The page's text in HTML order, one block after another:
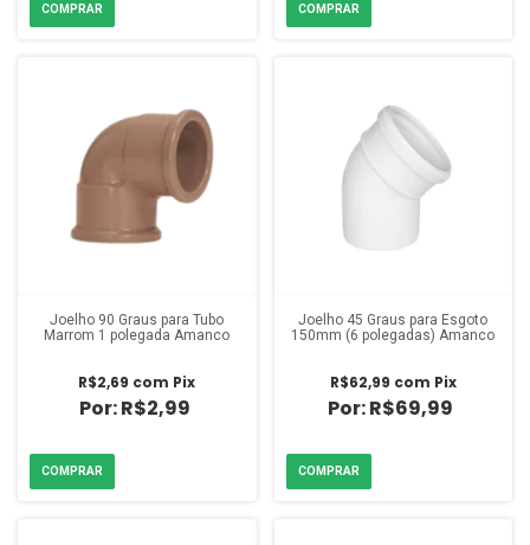
Joelho 90 Graus para Tubo
Marrom 1 polegada Amanco
R$2,99
R$2,69 com Pix
Joelho 45 Graus para Esgoto
150mm (6 polegadas) Amanco
R$69,99
R$62,99 com Pix